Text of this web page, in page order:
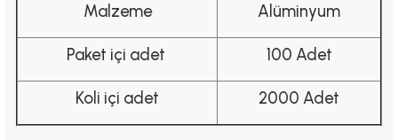
Malzeme Alüminyum
Paket içi adet 100 Adet
Koli içi adet 2000 Adet